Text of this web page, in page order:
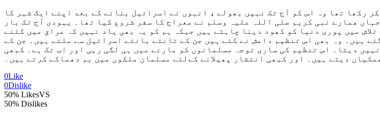
رکھا تھا وہ اس کو آج تک نہیں بھولے ، انہوں نے اسرائیل بنانے کے بعد اپنے ایک شہر کا
ھمارے نبی کریم صلی اللہ علیہ وسلم نے معراج کا سفر شروع کیا تھا۔ یہودی آج تک بار
میں پوری دنیا کو کھود دینا چاہتے ہیں جبکہ ہم کو یہ بھی یاد نہیں کہ عراق میں کتنے
ہیں۔ وہ بھی اس تنظیم داعش نے کئے ہیں جن کے تانتے بانتے اسرائیل سے ملتے ہیں۔ جن کے
دیتا۔ اس تنظیم کی ساری توجہ مسلمانوں کو مارنے میں ہی لگی رہی اور اب تک ہے۔ کبھی
0Like
0Dislike
50% LikesVS
50% Dislikes